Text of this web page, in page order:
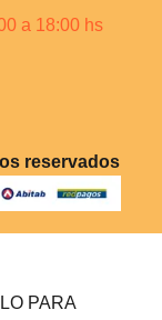
a 18:00 hs
reservados
PARA